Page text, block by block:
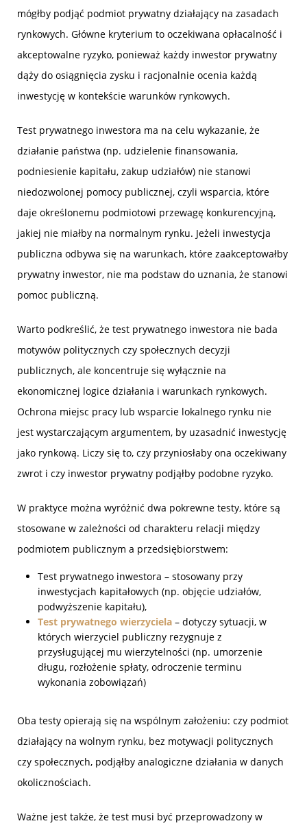
mógłby podjąć podmiot prywatny działający na zasadach
rynkowych. Główne kryterium to oczekiwana opłacalność i
akceptowalne ryzyko, ponieważ każdy inwestor prywatny
dąży do osiągnięcia zysku i racjonalnie ocenia każdą
inwestycję w kontekście warunków rynkowych.
Test prywatnego inwestora ma na celu wykazanie, że
działanie państwa (np. udzielenie finansowania,
podniesienie kapitału, zakup udziałów) nie stanowi
niedozwolonej pomocy publicznej, czyli wsparcia, które
daje określonemu podmiotowi przewagę konkurencyjną,
jakiej nie miałby na normalnym rynku. Jeżeli inwestycja
publiczna odbywa się na warunkach, które zaakceptowałby
prywatny inwestor, nie ma podstaw do uznania, że stanowi
pomoc publiczną.
Warto podkreślić, że test prywatnego inwestora nie bada
motywów politycznych czy społecznych decyzji
publicznych, ale koncentruje się wyłącznie na
ekonomicznej logice działania i warunkach rynkowych.
Ochrona miejsc pracy lub wsparcie lokalnego rynku nie
jest wystarczającym argumentem, by uzasadnić inwestycję
jako rynkową. Liczy się to, czy przyniosłaby ona oczekiwany
zwrot i czy inwestor prywatny podjąłby podobne ryzyko.
W praktyce można wyróżnić dwa pokrewne testy, które są
stosowane w zależności od charakteru relacji między
podmiotem publicznym a przedsiębiorstwem:
Test prywatnego inwestora – stosowany przy
inwestycjach kapitałowych (np. objęcie udziałów,
podwyższenie kapitału),
Test prywatnego wierzyciela – dotyczy sytuacji, w
których wierzyciel publiczny rezygnuje z
przysługującej mu wierzytelności (np. umorzenie
długu, rozłożenie spłaty, odroczenie terminu
wykonania zobowiązań)
Oba testy opierają się na wspólnym założeniu: czy podmiot
działający na wolnym rynku, bez motywacji politycznych
czy społecznych, podjąłby analogiczne działania w danych
okolicznościach.
Ważne jest także, że test musi być przeprowadzony w